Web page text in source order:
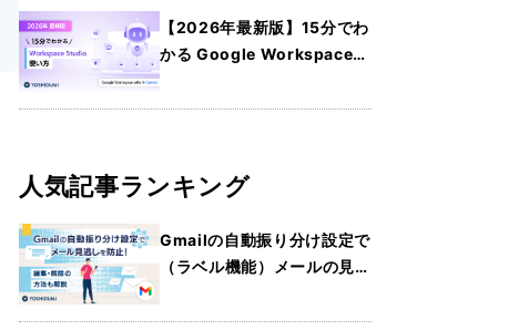
【2026年最新版】15分でわ
かる Google Workspace
人気記事ランキング
Gmailの自動振り分け設定で
（ラベル機能）メールの見逃
も解説